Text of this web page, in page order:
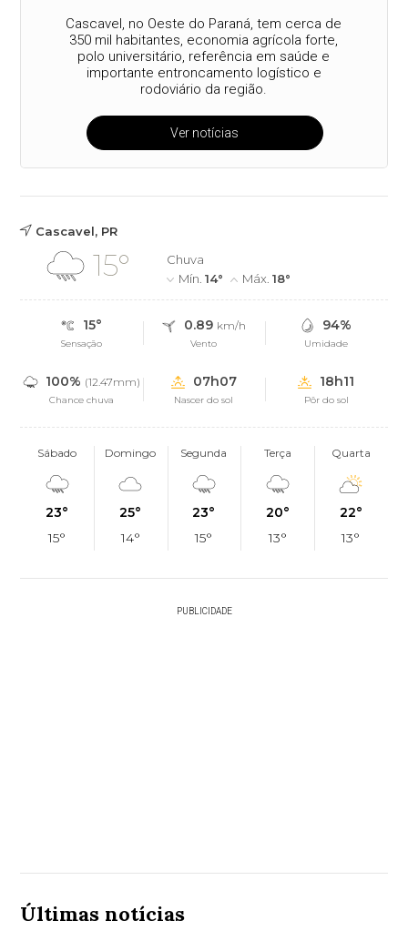
Cascavel, no Oeste do Paraná, tem cerca de
350 mil habitantes, economia agrícola forte,
polo universitário, referência em saúde e
importante entroncamento logístico e
rodoviário da região.
Ver notícias
Cascavel, PR
15°
Chuva
Mín.14° Máx.18°
15°
Sensação
0.89 km/h
Vento
94%
Umidade
100% (12.47mm)
Chance chuva
07h07
Nascer do sol
18h11
Pôr do sol
Sábado
23°
15°
Domingo
25°
14°
Segunda
23°
15°
Terça
20°
13°
Quarta
22°
13°
PUBLICIDADE
Últimas notícias